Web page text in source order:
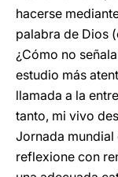
hacerse
palabra de Dios
¿Cómo no
estudio más
llamada a la
tanto, mi vivo
Jornada
reflexione con